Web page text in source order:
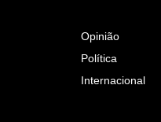
Opinião
Política
Internacional